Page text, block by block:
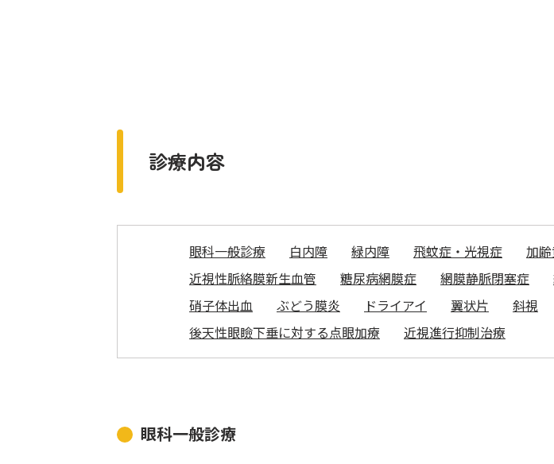
診療内容
眼科一般診療 白内障 緑内障 飛蚊症・光視症 加
近視性脈絡膜新生血管
糖尿病網膜症 網膜静脈閉塞症
硝子体出血
ぶどう膜炎 ドライアイ 翼状片 斜視
後天性眼瞼下垂に対する点眼加療
近視進行抑制治療
眼科一般診療